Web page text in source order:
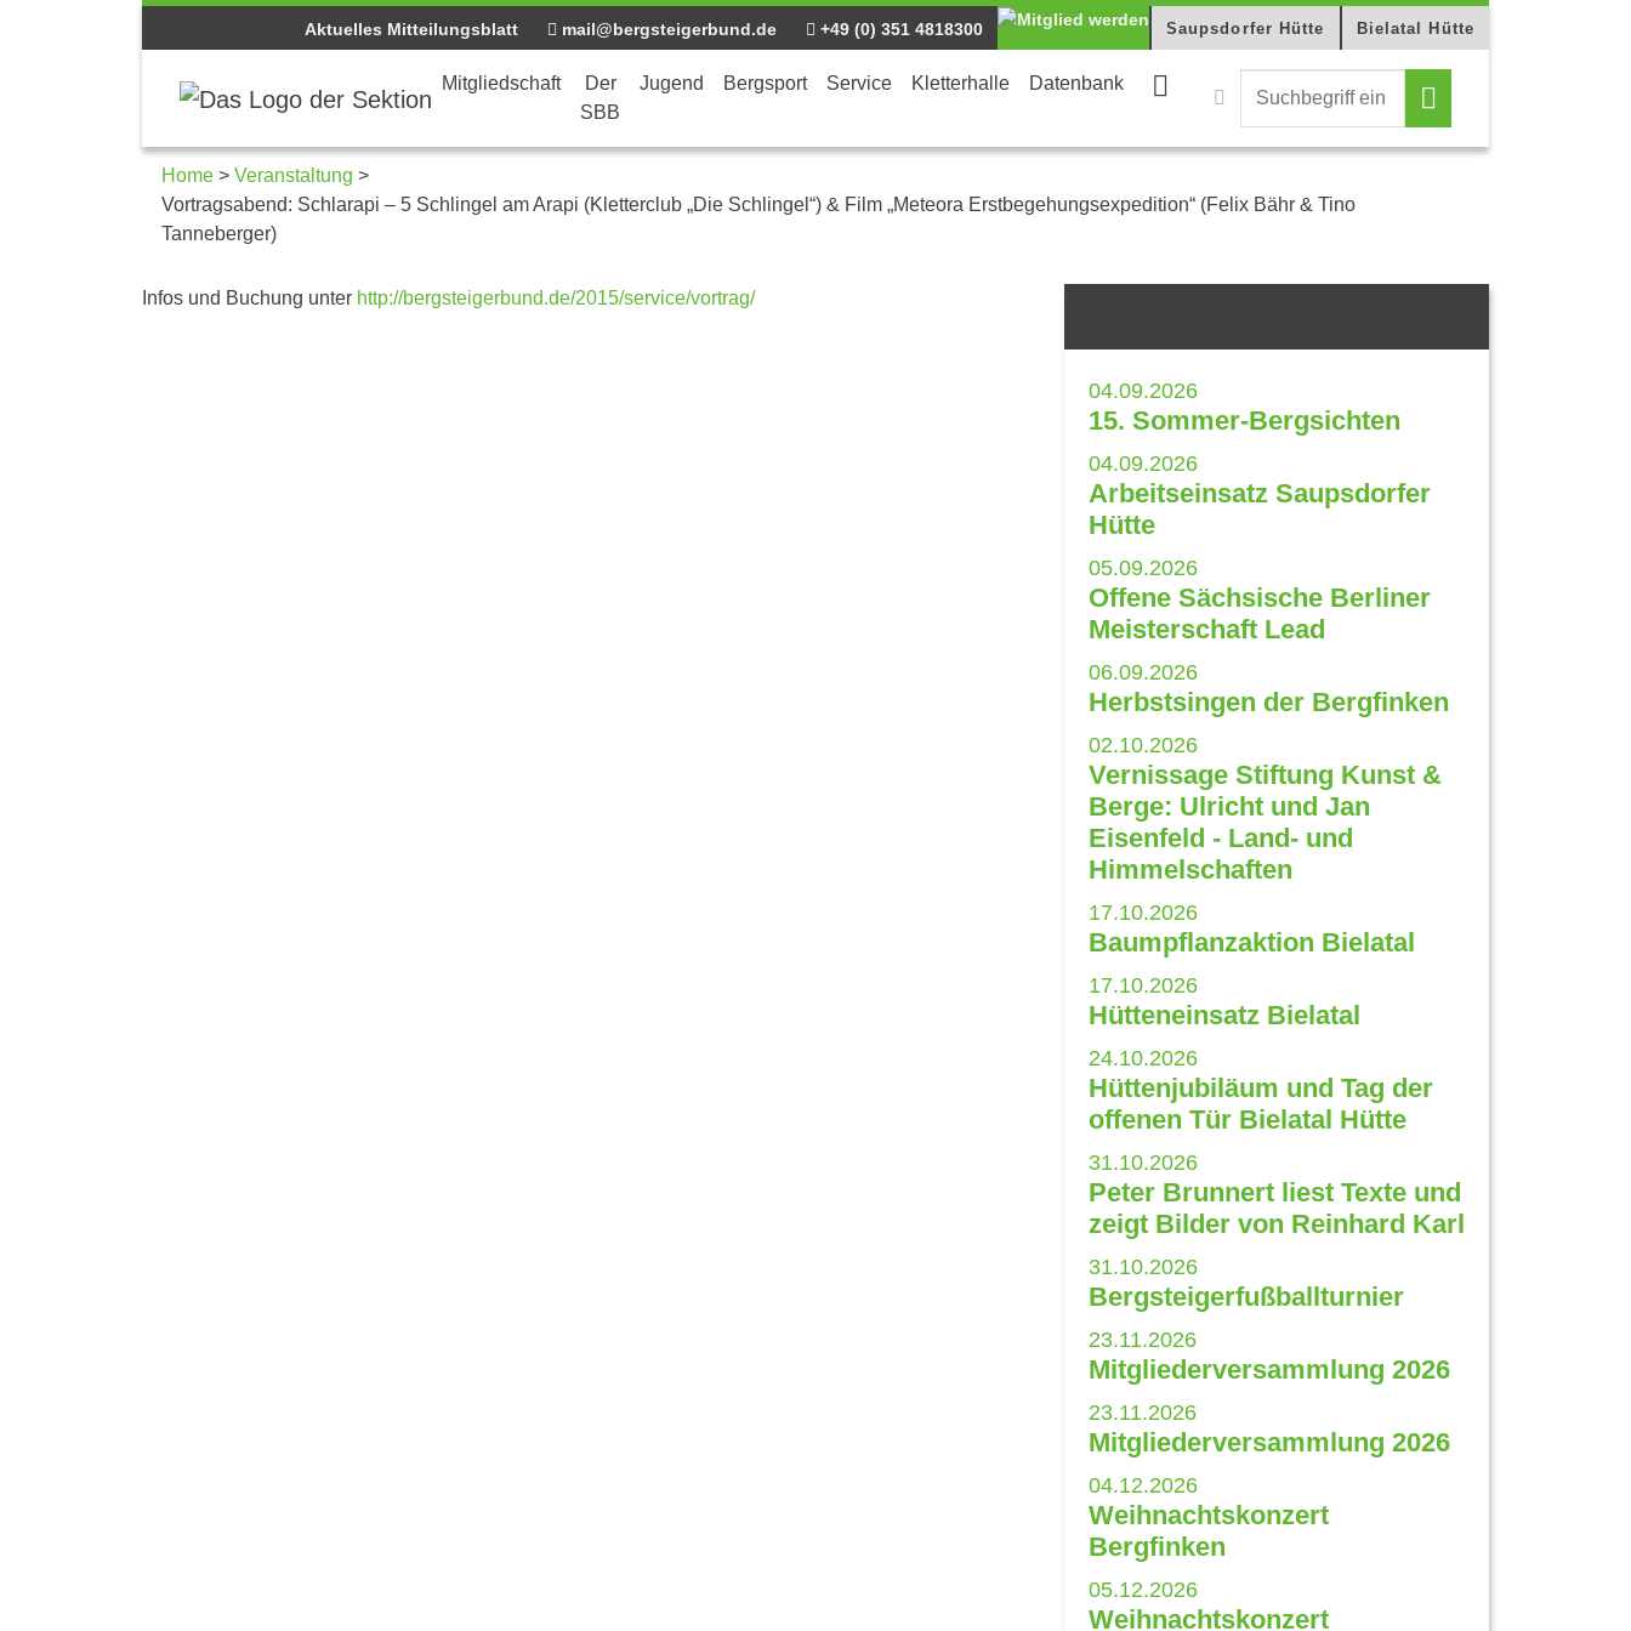
Aktuelles Mitteilungsblatt mail@bergsteigerbund.de +49 (0) 351 4818300 Saupsdorfer Hütte Bielatal Hütte
Mitgliedschaft
Der
SBB
Jugend Bergsport Service Kletterhalle Datenbank
Home > Veranstaltung >
Vortragsabend: Schlarapi – 5 Schlingel am Arapi (Kletterclub „Die Schlingel“) & Film „Meteora Erstbegehungsexpedition“ (Felix Bähr & Tino
Tanneberger)
Details zum Kalendereintrag
Infos und Buchung unter http://bergsteigerbund.de/2015/service/vortrag/
04.09.2026
15. Sommer-Bergsichten
04.09.2026
Arbeitseinsatz Saupsdorfer
Hütte
05.09.2026
Offene Sächsische Berliner
Meisterschaft Lead
06.09.2026
Herbstsingen der Bergfinken
02.10.2026
Vernissage Stiftung Kunst &
Berge: Ulricht und Jan
Eisenfeld - Land- und
Himmelschaften
17.10.2026
Baumpflanzaktion Bielatal
17.10.2026
Hütteneinsatz Bielatal
24.10.2026
Hüttenjubiläum und Tag der
offenen Tür Bielatal Hütte
31.10.2026
Peter Brunnert liest Texte und
zeigt Bilder von Reinhard Karl
31.10.2026
Bergsteigerfußballturnier
23.11.2026
Mitgliederversammlung 2026
23.11.2026
Mitgliederversammlung 2026
04.12.2026
Weihnachtskonzert
Bergfinken
05.12.2026
Weihnachtskonzert